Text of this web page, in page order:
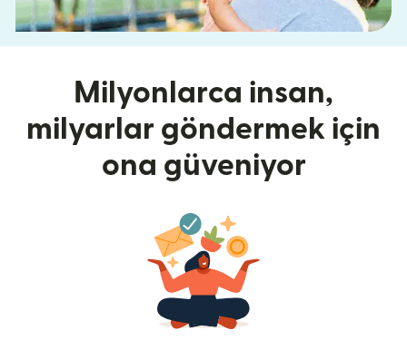
Milyonlarca insan,
milyarlar göndermek için
ona güveniyor